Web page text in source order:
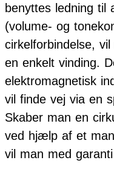
benyttes ledning til
(volume- og
cirkelforbindelse,
en enkelt vinding.
elektromagnetisk
vil finde vej via en
Skaber man en
ved hjælp af et
vil man med